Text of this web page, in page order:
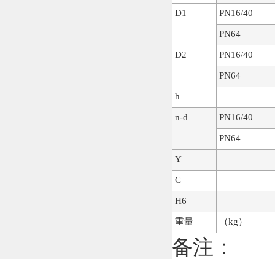
D1 PN16/40
PN64
D2 PN16/40
PN64
h
n-d PN16/40
PN64
Y
C
H6
重量 （kg）
备注：